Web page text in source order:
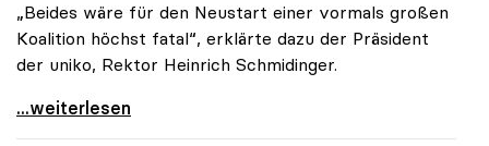
„Beides wäre für den Neustart einer vormals großen
Koalition höchst fatal“, erklärte dazu der Präsident
der uniko, Rektor Heinrich Schmidinger.
Rektorinnen und Rektoren gegen Aufteilung von
...weiterlesen